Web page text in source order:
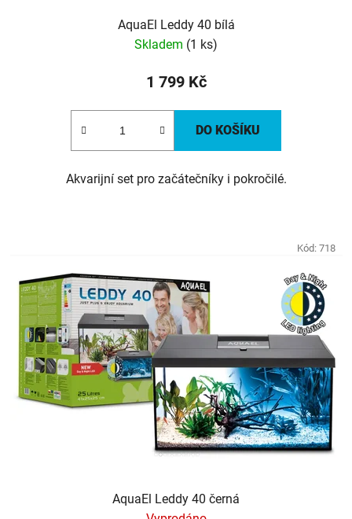
AquaEl Leddy 40 bílá
Skladem (1 ks)
1 799 Kč
DO KOŠÍKU
Akvarijní set pro začátečníky i pokročilé.
AquaEl Leddy 40 černá
Kód: 718